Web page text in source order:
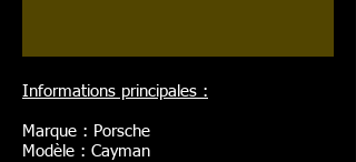
Informations principales :
Marque : Porsche
Modèle : Cayman